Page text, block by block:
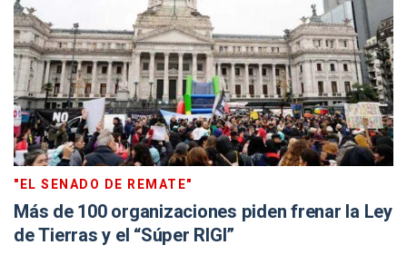
"EL SENADO DE REMATE"
Más de 100 organizaciones piden frenar la Ley
de Tierras y el “Súper RIGI”